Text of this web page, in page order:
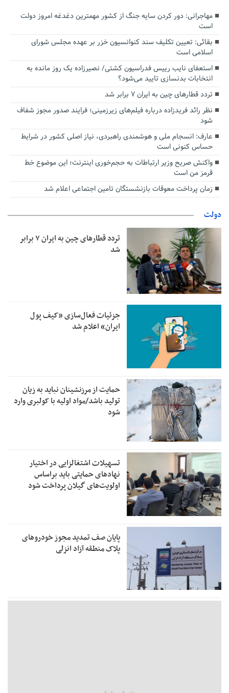
مهاجرانی: دور کردن سایه جنگ از کشور مهمترین دغدغه امروز دولت
است
بقائی: تعیین تکلیف سند کنوانسیون خزر بر عهده مجلس شورای
اسلامی است
استعفای نایب رییس فدراسیون کشتی/ نصیرزاده یک روز مانده به
انتخابات بدنسازی تایید می‌شود؟
تردد قطارهای چین به ایران ۷ برابر شد
نظر رائد فریدزاده درباره فیلم‌های زیرزمینی؛ فرایند صدور مجوز شفاف
شود
عارف: انسجام ملی و هوشمندی راهبردی، نیاز اصلی کشور در شرایط
حساس کنونی است
واکنش صریح وزیر ارتباطات به حجم‌خوری اینترنت؛ این موضوع خط
قرمز من است
زمان پرداخت معوقات بازنشستگان تامین اجتماعی اعلام شد
دولت
تردد قطارهای چین به ایران ۷ برابر
شد
جزئیات فعال‌سازی «کیف پول
ایران» اعلام شد
حمایت از مرزنشینان نباید به زیان
تولید باشد/مواد اولیه با کولبری وارد
شود
تسهیلات اشتغالزایی در اختیار
نهادهای حمایتی باید براساس
اولویت‌های گیلان پرداخت شود
پایان صف تمدید مجوز خودروهای
پلاک منطقه آزاد انزلی